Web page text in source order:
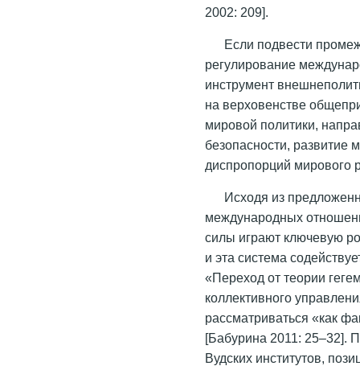
2002: 209].
Если подвести
регулирование
инструмент
на верховенстве
мировой политики,
безопасности, развитие
диспропорций мирового
Исходя из
международных
силы играют ключевую
и эта система
«Переход от теории
коллективного
рассматриваться «как
[Бабурина 2011: 25–32].
Вудских институтов,